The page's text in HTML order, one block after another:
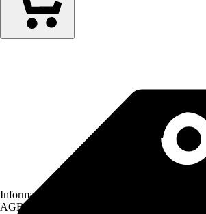
Informationen des Verkäufers, wie z. B.
AGB, finden Sie bei Klick auf den